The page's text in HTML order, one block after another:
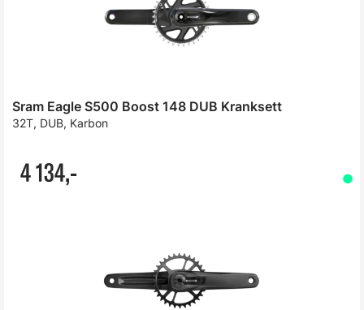
Sram Eagle S500 Boost 148 DUB Kranksett
32T, DUB, Karbon
4 134,-